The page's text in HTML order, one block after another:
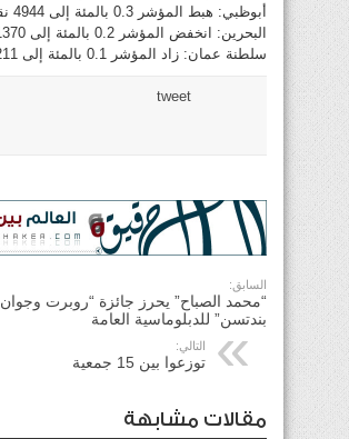
أبوظبي: هبط المؤشر 0.3 بالمئة إلى 4944 نقطة.
البحرين: انخفض المؤشر 0.2 بالمئة إلى 1370 نقطة.
سلطنة عمان: زاد المؤشر 0.1 بالمئة إلى 7211 نقطة.
tweet
السابق:
“محمد الصباح” يحرز جائزة “روبرت وجوان
بندتسن” للدبلوماسية العامة
التالي:
توزعوا بين 15 جمعية
مقالات مشابهة